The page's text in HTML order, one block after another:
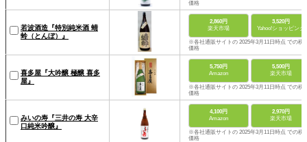
価格
若波酒造『特別純米酒 蜻
蛉（とんぼ）』
2,860円
楽天市場
3,520円
Yahoo!ショッピング
※各社通販サイトの 2025年3月11日時点 での税
価格
喜多屋『大吟醸 極醸 喜多
屋』
5,750円
Amazon
5,500円
楽天市場
※各社通販サイトの 2025年3月11日時点 での税
価格
みいの寿『三井の寿 大辛
口純米吟醸』
4,100円
Amazon
2,970円
楽天市場
※各社通販サイトの 2025年3月11日時点 での税
価格